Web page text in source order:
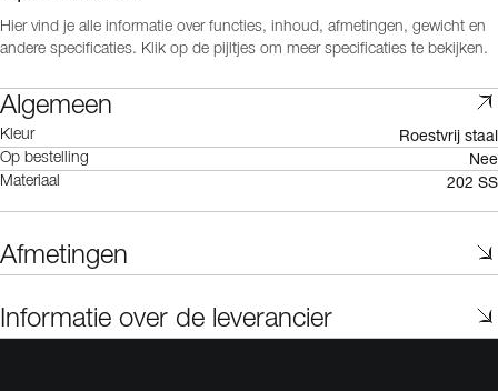
Hier vind je alle informatie over functies, inhoud, afmetingen, gewicht en
andere specificaties. Klik op de pijltjes om meer specificaties te bekijken.
Algemeen
Kleur Roestvrij staal
Op bestelling Nee
Materiaal 202 SS
Afmetingen
Informatie over de leverancier